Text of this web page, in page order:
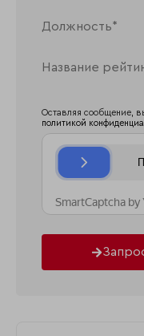
Оставляя сообщение,
политикой